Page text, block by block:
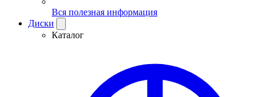
Вся полезная информация
Диски
Каталог